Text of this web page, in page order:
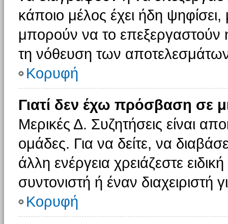
κάποιο μέλος έχει ήδη ψηφίσει,
μπορούν να το επεξεργαστούν
τη νόθευση των
Κορυφή
Γιατί δεν έχω πρόσβαση σε
Μερικές Δ. Συζητήσεις είναι
ομάδες. Για να δείτε, να
άλλη ενέργεια χρειάζεστε
συντονιστή ή έναν διαχειριστή
Κορυφή